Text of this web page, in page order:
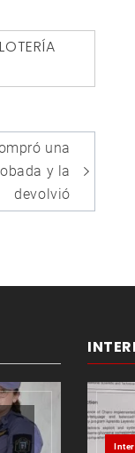
LOTERÍA
una
y la
devolvió